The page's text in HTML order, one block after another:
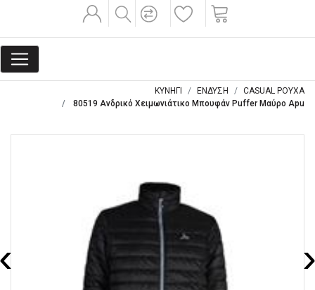
ΚΥΝΗΓΙ ΕΝΔΥΣΗ
CASUAL ΡΟΥΧΑ
80519 Ανδρικό Χειμωνιάτικο Μπουφάν Puffer Μαύρο Apu